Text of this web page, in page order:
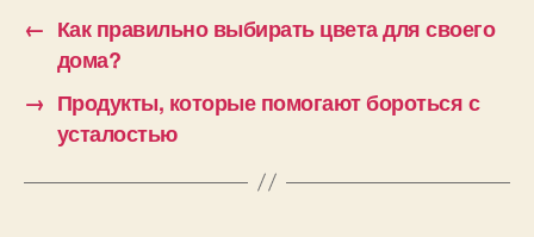
← Как правильно выбирать цвета для своего
дома?
→ Продукты, которые помогают бороться с
усталостью